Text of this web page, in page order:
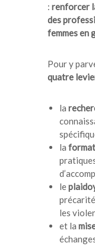
: renforcer
des
femmes en
Pour y
quatre
la
la
le
les
et la